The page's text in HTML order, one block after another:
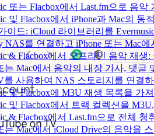
또는 Flacbox에서 Last.fm으로 음
및 Flacbox에서 iPhone과 Mac의
이드: iCloud 라이브러리를
NAS를 연결하고 iPhone 또는 Mac
& Flacbox에서 오프라인 음악 재
는 Mac에서 음악의 내장 가사, 댓글
를 사용하여 NAS 스토리지를 연결
및 Flacbox에 M3U 재생 목록을 가
및 Flacbox에서 트랙 컬렉션을
& Flacbox에서 Last.fm으로 전체 청
는 Mac에서 iCloud Drive의 음악을